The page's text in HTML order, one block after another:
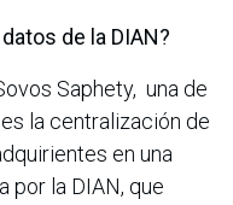
de la DIAN?
Saphety, una de
la centralización de
en una
por la DIAN, que